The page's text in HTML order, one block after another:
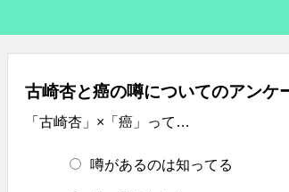
古崎杏と癌の噂についてのアンケ
「古崎杏」×「癌」って…
噂があるのは知ってる